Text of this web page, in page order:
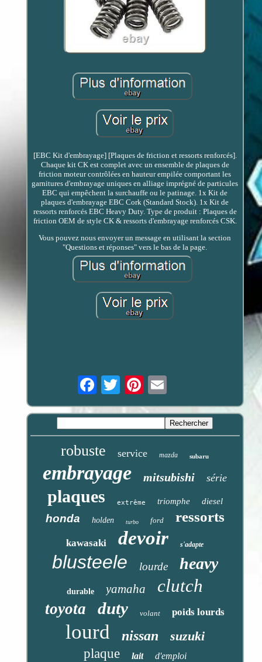
[EBC Kit d'embrayage] [Plaques de friction et ressorts renforcés].
Chaque kit CK est complet avec un ensemble de plaques de
friction moteur contrôlées en hauteur empilée comportant les
garnitures d'embrayage uniques en alliage imprégné de particules
EBC qui empêchent la surchauffe ou le patinage. 1x Kit de
plaques d'embrayage EBC Cork (Standard Stock). 1x Kit de
ressorts renforcés EBC Heavy Duty. Type de produit : Plaques de
friction OEM de style CK & ressorts d'embrayage renforcés CSK.
Vous pouvez nous envoyer un message en utilisant la section
"Questions et réponses" vers le bas de la page.
Email
robuste service mazda subaru
embrayage mitsubishi série
plaques extrême triomphe diesel
honda holden turbo ford ressorts
kawasaki devoir s'adapte
blusteele lourde heavy
durable yamaha clutch
toyota duty volant poids lourds
lourd nissan
suzuki
plaque
lait d'emploi